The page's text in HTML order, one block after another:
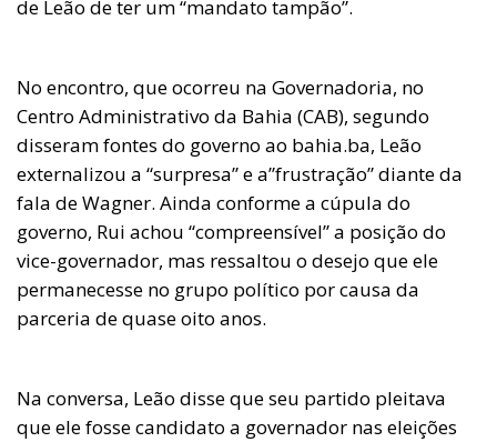
de Leão de ter um “mandato tampão”.
No encontro, que ocorreu na Governadoria, no
Centro Administrativo da Bahia (CAB), segundo
disseram fontes do governo ao bahia.ba, Leão
externalizou a “surpresa” e a”frustração” diante da
fala de Wagner. Ainda conforme a cúpula do
governo, Rui achou “compreensível” a posição do
vice-governador, mas ressaltou o desejo que ele
permanecesse no grupo político por causa da
parceria de quase oito anos.
Na conversa, Leão disse que seu partido pleitava
que ele fosse candidato a governador nas eleições